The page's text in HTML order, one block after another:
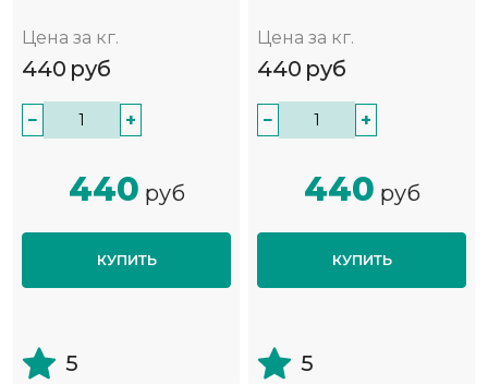
Цена за кг.
440 руб
− +
440 руб
КУПИТЬ
5
Цена за кг.
440 руб
− +
440 руб
КУПИТЬ
5